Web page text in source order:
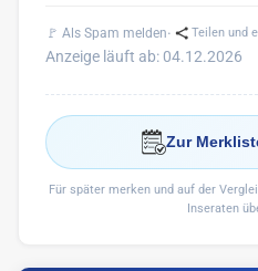
🚩 Als Spam melden· Teilen und
Anzeige läuft ab: 04.12.2026
Zur
Für später merken und auf der
Inseraten